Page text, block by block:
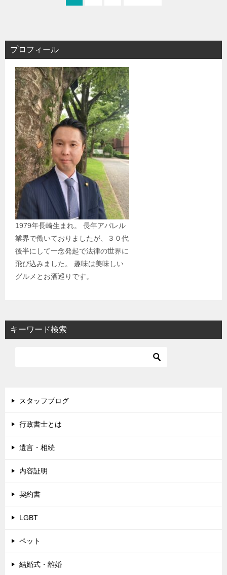
プロフィール
1979年長崎生まれ。 長年アパレル
業界で働いておりましたが、３０代
後半にして一念発起で法律の世界に
飛び込みました。 趣味は美味しい
グルメとお酒巡りです。
キーワード検索
スタッフブログ
行政書士とは
遺言・相続
内容証明
契約書
LGBT
ペット
結婚式・離婚